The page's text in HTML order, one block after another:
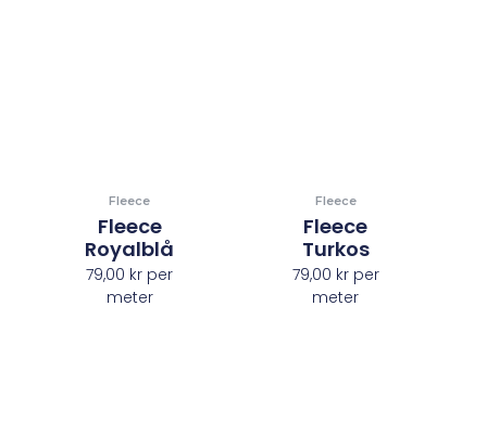
Fleece
Fleece
Royalblå
79,00 kr per
meter
Fleece
Fleece
Turkos
79,00 krper
meter